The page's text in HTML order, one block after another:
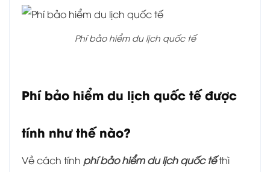
Phí bảo hiểm du lịch quốc tế
Phí bảo hiểm du lịch quốc tế được
tính như thế nào?
Về cách tính phí bảo hiểm du lịch quốc tếthì